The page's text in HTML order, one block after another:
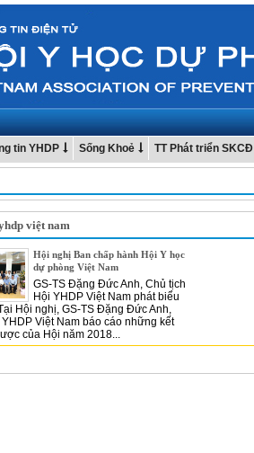
tin YHDP Sống Khoẻ TT Phát triển SKCĐ
việt nam
Hội nghị Ban chấp hành Hội Y học
dự phòng Việt Nam
GS-TS Đặng Đức Anh, Chủ tịch
Hội YHDP Việt Nam phát biểu
Hội nghị, GS-TS Đặng Đức Anh,
Việt Nam báo cáo những kết
của Hội năm 2018...